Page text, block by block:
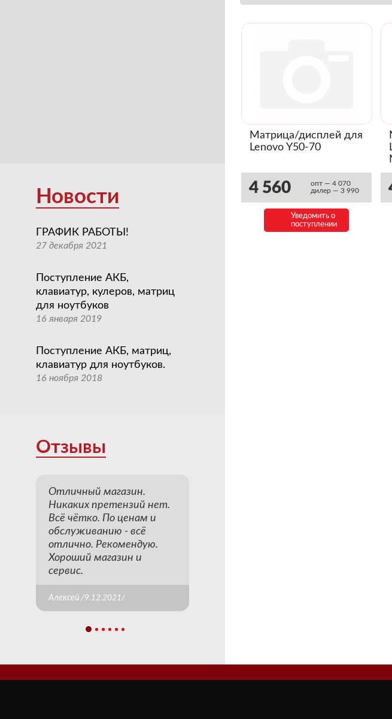
Новости
ГРАФИК РАБОТЫ!
27 декабря 2021
Поступление АКБ,
клавиатур, кулеров, матриц
для ноутбуков
16 января 2019
Поступление АКБ, матриц,
клавиатур для ноутбуков.
16 ноября 2018
Отзывы
Отличный магазин.
Никаких претензий нет.
Всё чётко. По ценам и
обслуживанию - всё
отлично. Рекомендую.
Хороший магазин и
сервис.
Алексей /9.12.2021/
Матрица/дисплей для
Lenovo Y50-70
4 560
опт — 4 070
дилер — 3 990
Уведомить о
поступлении